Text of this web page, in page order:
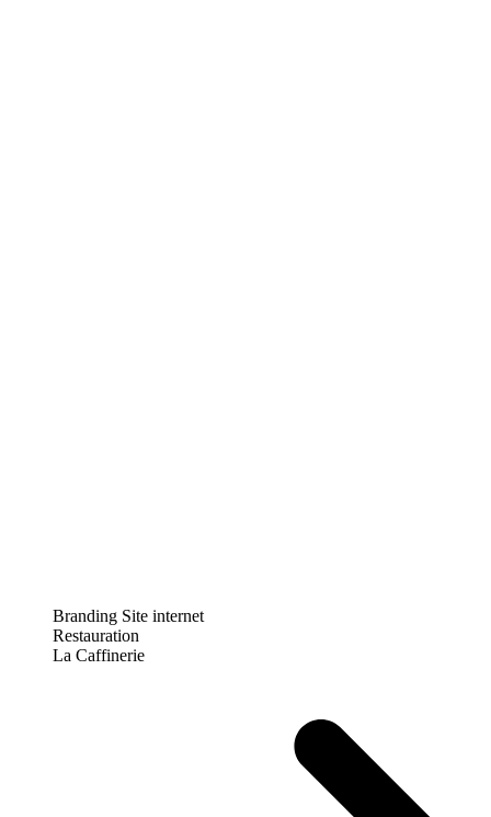
Branding Site internet
Restauration
La Caffinerie